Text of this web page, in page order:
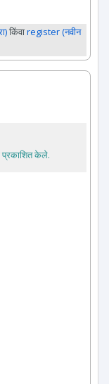
किंवाregister (नवीन
प्रकाशित केले.